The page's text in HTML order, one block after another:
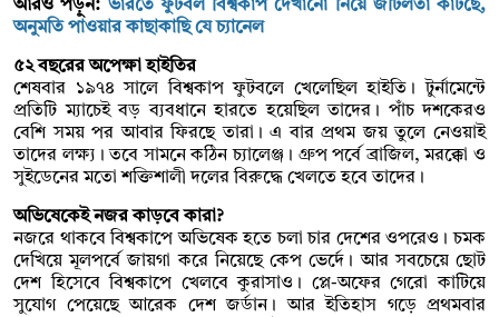
আরও পড়ুন:ভারতে ফুটবল বিশ্বকাপ দেখানো নিয়ে জটিলতা কাটছে,
অনুমতি পাওয়ার কাছাকাছি যে চ্যানেল
৫২ বছরের অপেক্ষা হাইতির
শেষবার ১৯৭৪ সালে বিশ্বকাপ ফুটবলে খেলেছিল হাইতি। টুর্নামেন্টে
প্রতিটি ম্যাচেই বড় ব্যবধানে হারতে হয়েছিল তাদের। পাঁচ দশকেরও
বেশি সময় পর আবার ফিরছে তারা। এ বার প্রথম জয় তুলে নেওয়াই
তাদের লক্ষ্য। তবে সামনে কঠিন চ্যালেঞ্জ। গ্রুপ পর্বে ব্রাজিল, মরক্কো ও
সুইডেনের মতো শক্তিশালী দলের বিরুদ্ধে খেলতে হবে তাদের।
অভিষেকেই নজর কাড়বে কারা?
নজরে থাকবে বিশ্বকাপে অভিষেক হতে চলা চার দেশের ওপরেও। চমক
দেখিয়ে মূলপর্বে জায়গা করে নিয়েছে কেপ ভের্দে। আর সবচেয়ে ছোট
দেশ হিসেবে বিশ্বকাপে খেলবে কুরাসাও। প্লে-অফের গেরো কাটিয়ে
সুযোগ পেয়েছে আরেক দেশ জর্ডান। আর ইতিহাস গড়ে প্রথমবার